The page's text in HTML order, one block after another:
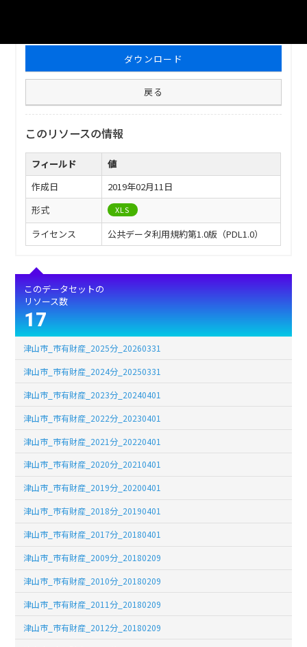
ダウンロード
戻る
このリソースの情報
フィールド
値
作成日
2019年02月11日
形式
XLS
ライセンス 公共データ利用規約第1.0版（PDL1.0）
このデータセットの
リソース数
17
津山市_市有財産_2025分_20260331
津山市_市有財産_2024分_20250331
津山市_市有財産_2023分_20240401
津山市_市有財産_2022分_20230401
津山市_市有財産_2021分_20220401
津山市_市有財産_2020分_20210401
津山市_市有財産_2019分_20200401
津山市_市有財産_2018分_20190401
津山市_市有財産_2017分_20180401
津山市_市有財産_2009分_20180209
津山市_市有財産_2010分_20180209
津山市_市有財産_2011分_20180209
津山市_市有財産_2012分_20180209